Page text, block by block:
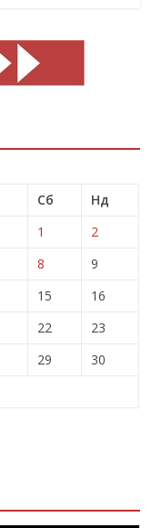
Сб
Нд
1
2
8
9
15
16
22
23
29
30